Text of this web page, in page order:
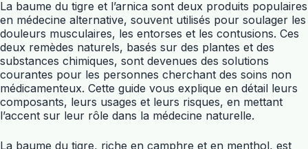
La baume du tigre et l’arnica sont deux produits populaires
en médecine alternative, souvent utilisés pour soulager les
douleurs musculaires, les entorses et les contusions. Ces
deux remèdes naturels, basés sur des plantes et des
substances chimiques, sont devenues des solutions
courantes pour les personnes cherchant des soins non
médicamenteux. Cette guide vous explique en détail leurs
composants, leurs usages et leurs risques, en mettant
l’accent sur leur rôle dans la médecine naturelle.
La baume du tigre, riche en camphre et en menthol, est